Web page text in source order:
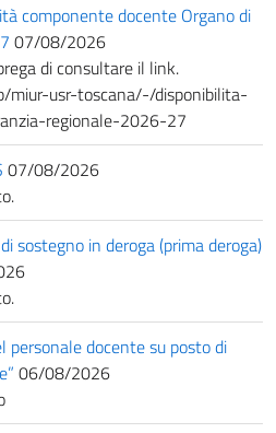
componente docente Organo di
07/08/2026
di consultare il link.
miur-usr-toscana/-/disponibilita-
regionale-2026-27
07/08/2026
sostegno in deroga (prima deroga)
personale docente su posto di
06/08/2026